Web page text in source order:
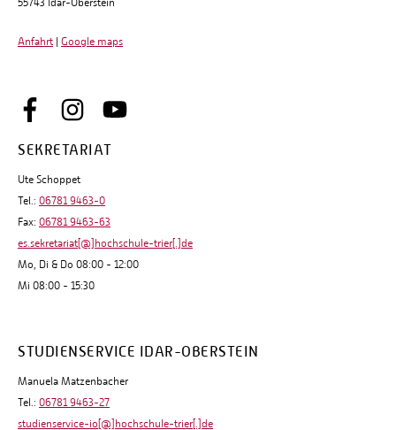
55743 Idar-Oberstein
Anfahrt Google maps
SEKRETARIAT
Ute Schoppet
Tel.: 06781 9463-0
Fax: 06781 9463-63
es.sekretariat[@]hochschule-trier[.]de
Mo, Di & Do 08:00 - 12:00
Mi 08:00 - 15:30
STUDIENSERVICE IDAR-OBERSTEIN
Manuela Matzenbacher
Tel.: 06781 9463-27
studienservice-io[@]hochschule-trier[.]de